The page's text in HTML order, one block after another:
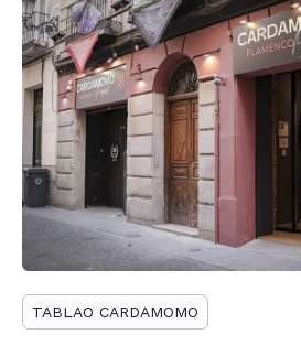
TABLAO CARDAMOMO